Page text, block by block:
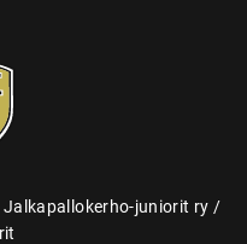
Jalkapallokerho-juniorit ry /